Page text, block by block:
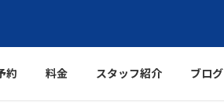
約 料金 スタッフ紹介 ブログ